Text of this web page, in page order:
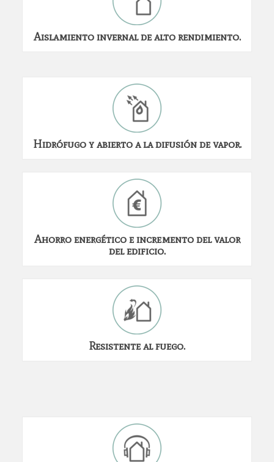
Aislamiento invernal de alto rendimiento.
Hidrófugo y abierto a la difusión de vapor.
Ahorro energético e incremento del valor
del edificio.
Resistente al fuego.